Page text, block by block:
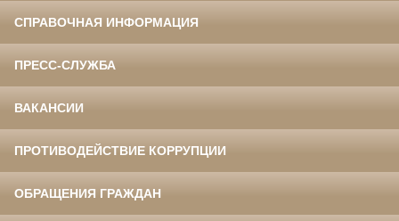
СПРАВОЧНАЯ ИНФОРМАЦИЯ
ПРЕСС-СЛУЖБА
ВАКАНСИИ
ПРОТИВОДЕЙСТВИЕ КОРРУПЦИИ
ОБРАЩЕНИЯ ГРАЖДАН